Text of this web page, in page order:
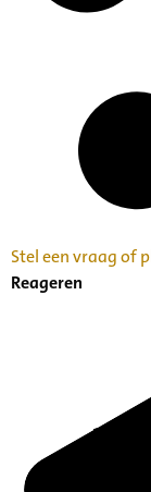
Stel een vraag of
Reageren